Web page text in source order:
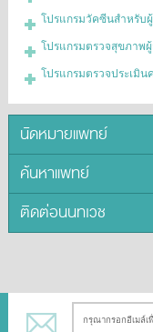
โปรแกรมวัคซีนสำหรับ
โปรแกรมตรวจสุขภาพ
โปรแกรมตรวจประเมิน
นัดหมายแพทย์
ค้นหาแพทย์
ติดต่อนนทเวช